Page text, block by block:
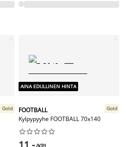
Gold
AINA EDULLINEN HINTA
FOOTBALL
Kylpypyyhe FOOTBALL 70x140
Gold





